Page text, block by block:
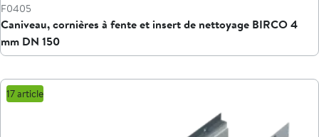
F0405
Caniveau, cornières à fente et insert de nettoyage BIRCO 4
mm DN 150
17 article